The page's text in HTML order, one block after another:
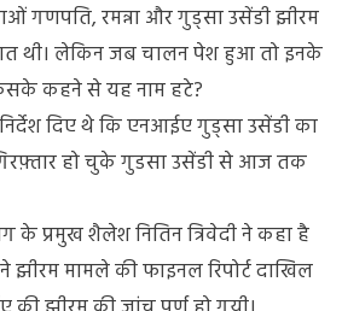
गणपति, रमन्ना और गुड्सा उसेंडी झीरम
थी। लेकिन जब चालन पेश हुआ तो इनके
कहने से यह नाम हटे?
दिए थे कि एनआईए गुड्सा उसेंडी का
हो चुके गुडसा उसेंडी से आज तक
के प्रमुख शैलेश नितिन त्रिवेदी ने कहा है
मामले की फाइनल रिपोर्ट दाखिल